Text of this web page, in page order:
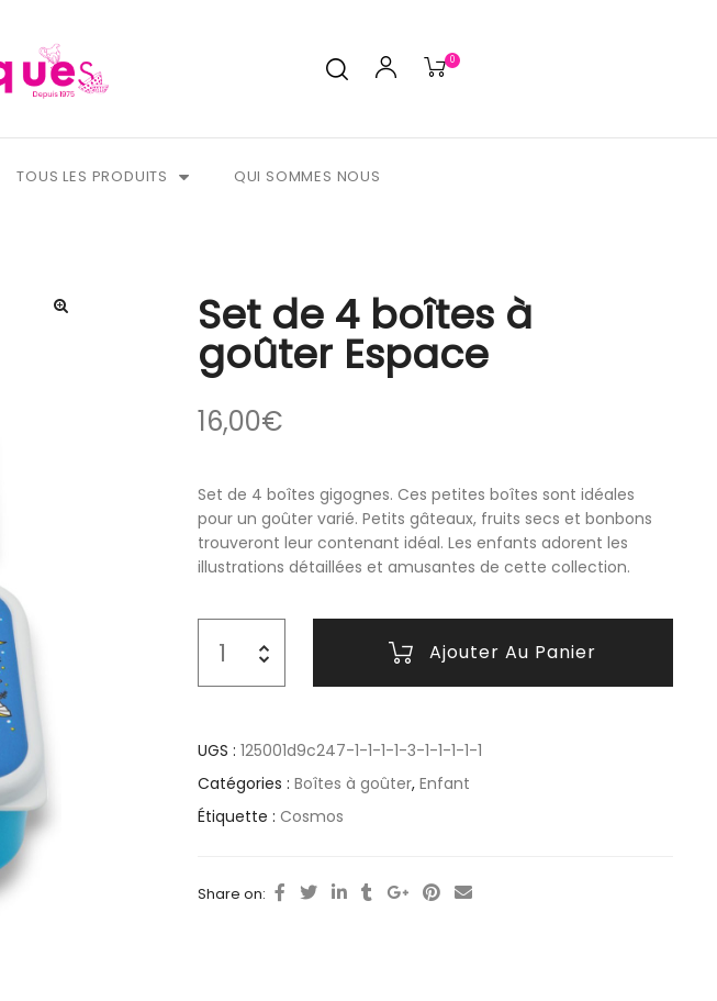
0
TOUS LES PRODUITS QUI SOMMES NOUS
Set de 4 boîtes à
goûter Espace
16,00€
Set de 4 boîtes gigognes. Ces petites boîtes sont idéales
pour un goûter varié. Petits gâteaux, fruits secs et bonbons
trouveront leur contenant idéal. Les enfants adorent les
illustrations détaillées et amusantes de cette collection.
Ajouter Au Panier
UGS : 125001d9c247-1-1-1-1-3-1-1-1-1-1
Catégories : Boîtes à goûter, Enfant
Étiquette : Cosmos
Share on: